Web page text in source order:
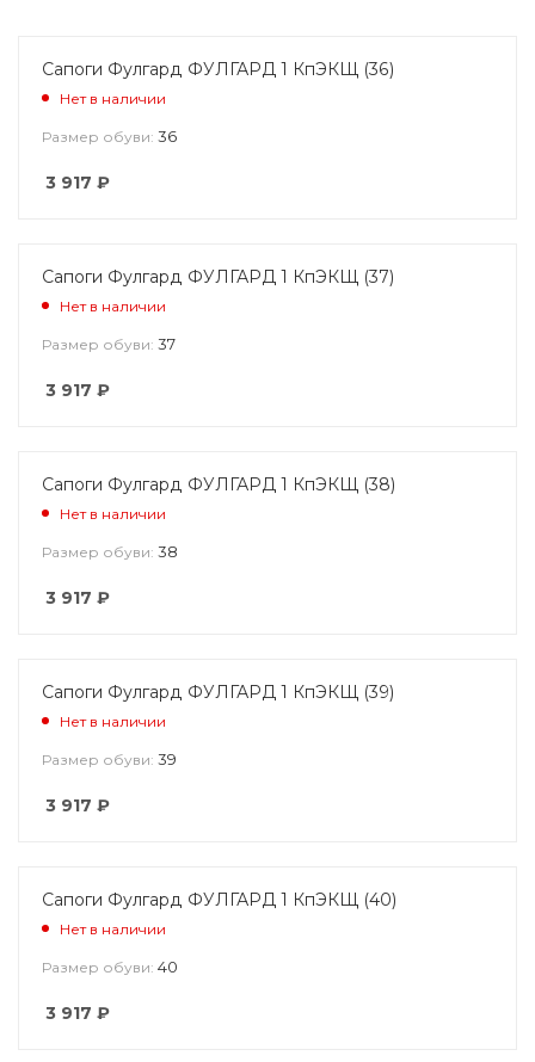
Сапоги Фулгард ФУЛГАРД 1 КпЭКЩ (36)
Нет в наличии
Размер обуви: 36
3 917 ₽
Сапоги Фулгард ФУЛГАРД 1 КпЭКЩ (37)
Нет в наличии
Размер обуви: 37
3 917 ₽
Сапоги Фулгард ФУЛГАРД 1 КпЭКЩ (38)
Нет в наличии
Размер обуви: 38
3 917 ₽
Сапоги Фулгард ФУЛГАРД 1 КпЭКЩ (39)
Нет в наличии
Размер обуви: 39
3 917 ₽
Сапоги Фулгард ФУЛГАРД 1 КпЭКЩ (40)
Нет в наличии
Размер обуви: 40
3 917 ₽